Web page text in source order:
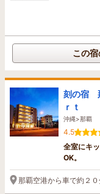
この
刻の宿
ｒｔ
沖縄>那覇
4.5
全室にキ
OK。
那覇空港から車で約２０